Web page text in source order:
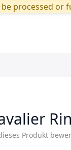
processed or
Produkt